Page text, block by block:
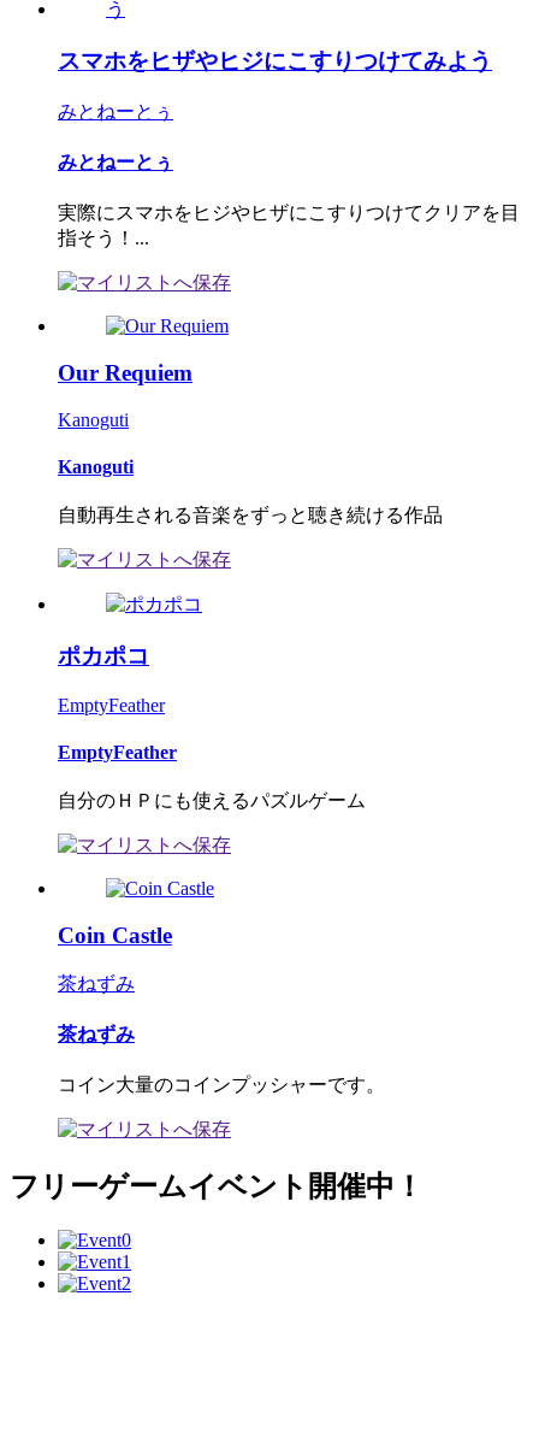
スマホをヒザやヒジにこすりつけてみよう
みとねーとぅ
みとねーとぅ
実際にスマホをヒジやヒザにこすりつけてクリアを目
指そう！...
Our Requiem
Kanoguti
Kanoguti
自動再生される音楽をずっと聴き続ける作品
ポカポコ
EmptyFeather
EmptyFeather
自分のＨＰにも使えるパズルゲーム
Coin Castle
茶ねずみ
茶ねずみ
コイン大量のコインプッシャーです。
フリーゲームイベント開催中！